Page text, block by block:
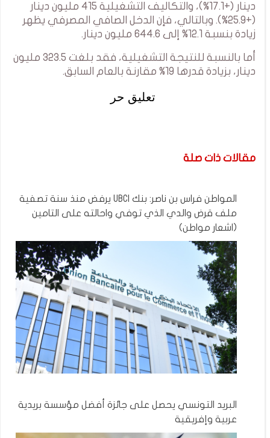
دينار (+17.1%)، والتكاليف التشغيلية 415 مليون دينار
(+25.9%). وبالتالي، فإن الدخل الصافي المصرفي يظهر
زيادة بنسبة 12.1% إلى 644.6 مليون دينار.
أما بالنسبة للنتيجة التشغيلية، فقد بلغت 323.5 مليون
دينار، بزيادة قدرها 19% مقارنة بالعام السابق.
تعليق حر
مقالات ذات صلة
المواطن فراس بن ناصر: بنك UBCI يرفض منذ سنة تصفية
ملف قرض والدي الذي توفي واحالته على التامين
(اشعار مواطن)
البريد التونسي يحصل على جائزة أفضل مؤسسة بريدية
عربية وإفريقية